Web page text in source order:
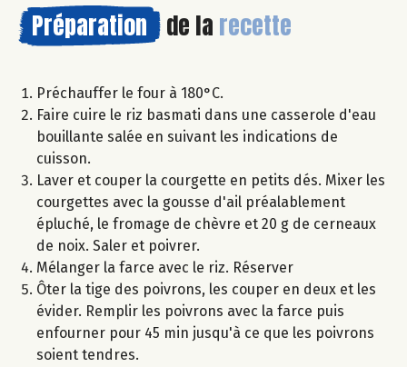
Préparation de la recette
Préchauffer le four à 180°C.
Faire cuire le riz basmati dans une casserole d'eau
bouillante salée en suivant les indications de
cuisson.
Laver et couper la courgette en petits dés. Mixer les
courgettes avec la gousse d'ail préalablement
épluché, le fromage de chèvre et 20 g de cerneaux
de noix. Saler et poivrer.
Mélanger la farce avec le riz. Réserver
Ôter la tige des poivrons, les couper en deux et les
évider. Remplir les poivrons avec la farce puis
enfourner pour 45 min jusqu'à ce que les poivrons
soient tendres.